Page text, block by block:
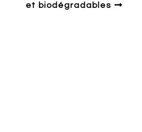
et biodégradables